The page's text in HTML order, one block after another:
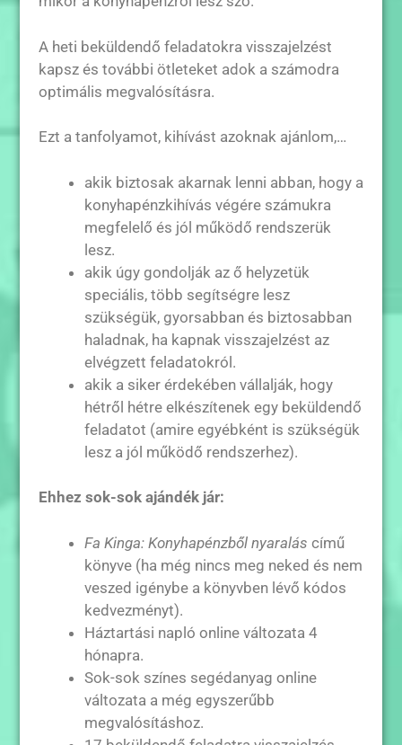
A heti beküldendő feladatokra visszajelzést
kapsz és további ötleteket adok a számodra
optimális megvalósításra.
Ezt a tanfolyamot, kihívást azoknak ajánlom,…
akik biztosak akarnak lenni abban, hogy a
konyhapénzkihívás végére számukra
megfelelő és jól működő rendszerük
lesz.
akik úgy gondolják az ő helyzetük
speciális, több segítségre lesz
szükségük, gyorsabban és biztosabban
haladnak, ha kapnak visszajelzést az
elvégzett feladatokról.
akik a siker érdekében vállalják, hogy
hétről hétre elkészítenek egy beküldendő
feladatot (amire egyébként is szükségük
lesz a jól működő rendszerhez).
Ehhez sok-sok ajándék jár:
Fa Kinga: Konyhapénzből nyaralás című
könyve (ha még nincs meg neked és nem
veszed igénybe a könyvben lévő kódos
kedvezményt).
Háztartási napló online változata 4
hónapra.
Sok-sok színes segédanyag online
változata a még egyszerűbb
megvalósításhoz.